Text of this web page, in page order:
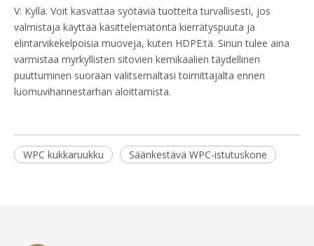
V: Kyllä. Voit kasvattaa syötäviä tuotteita turvallisesti, jos
valmistaja käyttää käsittelemätöntä kierrätyspuuta ja
elintarvikekelpoisia muoveja, kuten HDPE:tä. Sinun tulee aina
varmistaa myrkyllisten sitovien kemikaalien täydellinen
puuttuminen suoraan valitsemaltasi toimittajalta ennen
luomuvihannestarhan aloittamista.
WPC kukkaruukku Säänkestävä WPC-istutuskone